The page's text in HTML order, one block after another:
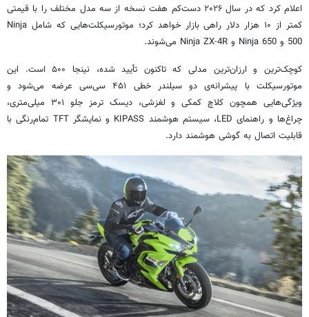
اعلام کرد که در سال ۲۰۲۶ دست‌کم هفت نسخه از سه مدل مختلف را با قیمتی
کمتر از ۱۰ هزار دلار راهی بازار خواهد کرد؛ موتورسیکلت‌هایی که شامل Ninja
500 و Ninja 650 و Ninja ZX-4R می‌شوند.
کوچک‌ترین و ارزان‌ترین مدلی که تاکنون تأیید شده، نینجا ۵۰۰ است. این
موتورسیکلت با پیشرانه‌ی دو سیلندر خطی ۴۵۱ سی‌سی عرضه می‌شود و
ویژگی‌هایی همچون کلاچ کمکی و لغزشی، دیسک ترمز جلو ۳۰۱ میلی‌متری،
چراغ‌ها و راهنمای LED، سیستم هوشمند KIPASS و نمایشگر TFT تمام‌رنگی با
قابلیت اتصال به گوشی هوشمند دارد.